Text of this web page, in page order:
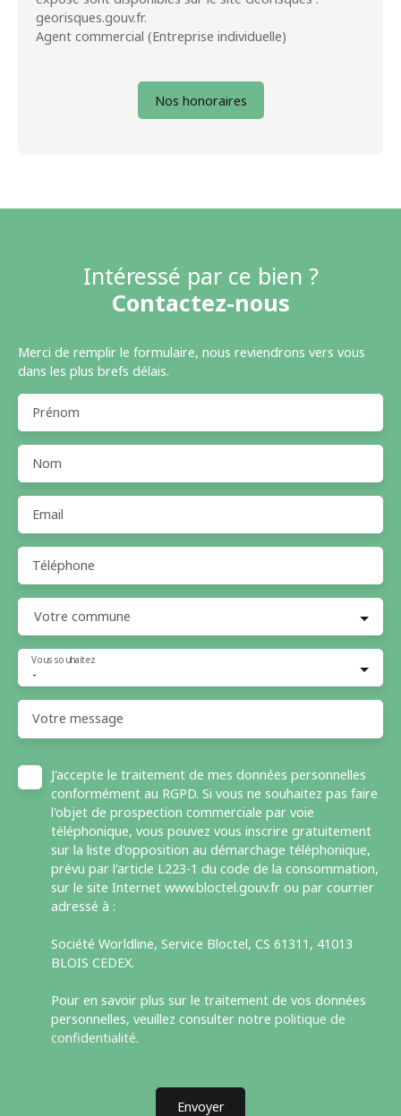
georisques.gouv.fr.
Agent commercial (Entreprise individuelle)
Nos honoraires
Intéressé par ce bien ?
Contactez-nous
Merci de remplir le formulaire, nous reviendrons vers vous
dans les plus brefs délais.
Prénom
Nom
Email
Téléphone
Votre commune
-
Vous souhaitez
Votre message
J'accepte le traitement de mes données personnelles
conformément au RGPD. Si vous ne souhaitez pas faire
l'objet de prospection commerciale par voie
téléphonique, vous pouvez vous inscrire gratuitement
sur la liste d'opposition au démarchage téléphonique,
prévu par l'article L223-1 du code de la consommation,
sur le site Internet www.bloctel.gouv.fr ou par courrier
adressé à :
Société Worldline, Service Bloctel, CS 61311, 41013
BLOIS CEDEX.
Pour en savoir plus sur le traitement de vos données
personnelles, veuillez consulter notre politique de
confidentialité.
Envoyer